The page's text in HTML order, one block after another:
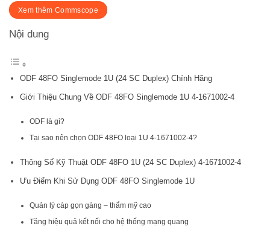
Xem thêm Commscope
Nội dung
ODF 48FO Singlemode 1U (24 SC Duplex) Chính Hãng
Giới Thiệu Chung Về ODF 48FO Singlemode 1U 4-1671002-4
ODF là gì?
Tại sao nên chọn ODF 48FO loại 1U 4-1671002-4?
Thông Số Kỹ Thuật ODF 48FO 1U (24 SC Duplex) 4-1671002-4
Ưu Điểm Khi Sử Dụng ODF 48FO Singlemode 1U
Quản lý cáp gọn gàng – thẩm mỹ cao
Tăng hiệu quả kết nối cho hệ thống mạng quang